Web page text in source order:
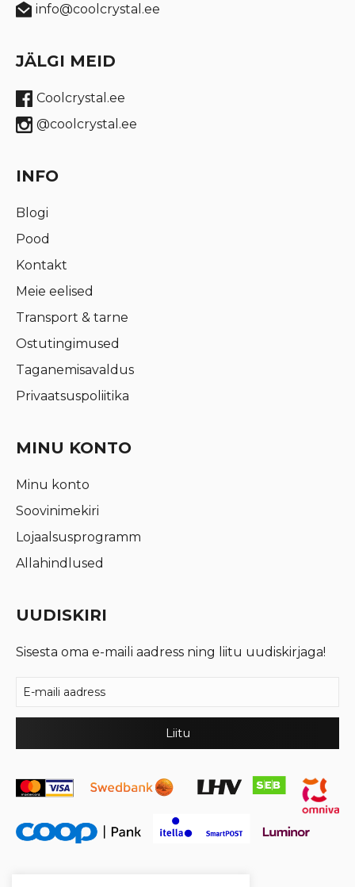
info@coolcrystal.ee
JÄLGI MEID
Coolcrystal.ee
@coolcrystal.ee
INFO
Blogi
Pood
Kontakt
Meie eelised
Transport & tarne
Ostutingimused
Taganemisavaldus
Privaatsuspoliitika
MINU KONTO
Minu konto
Soovinimekiri
Lojaalsusprogramm
Allahindlused
UUDISKIRI
Sisesta oma e-maili aadress ning liitu uudiskirjaga!